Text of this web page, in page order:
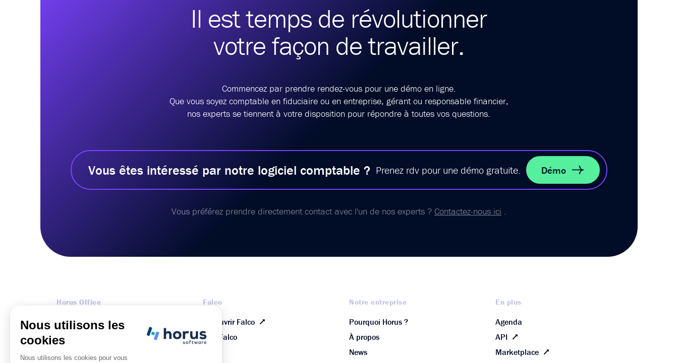
Il est temps de révolutionner
votre façon de travailler.
Commencez par prendre rendez-vous pour une démo en ligne.
Que vous soyez comptable en fiduciaire ou en entreprise, gérant ou responsable financier,
nos experts se tiennent à votre disposition pour répondre à toutes vos questions.
Vous êtes intéressé par notre logiciel comptable ? Prenez rdv pour une démo gratuite. Démo
Vous préférez prendre directement contact avec l'un de nos experts ? Contactez-nous ici .
Horus Office
Fiduciaire
PME
Falco
Découvrir Falco
FAQ Falco
Notre entreprise
Pourquoi Horus ?
À propos
News
En plus
Agenda
API
Marketplace